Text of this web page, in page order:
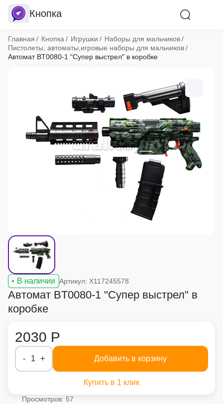
Кнопка
Хлебные крошки
Главная Кнопка Игрушки
Наборы для мальчиков
Пистолеты, автоматы,игровые наборы для мальчиков
Автомат BT0080-1 "Супер выстрел" в коробке
В наличии Артикул: X117245578
Автомат BT0080-1 "Супер выстрел" в
коробке
2030 Р
- 1 + Добавить в корзину
Купить в 1 клик
Просмотров: 57